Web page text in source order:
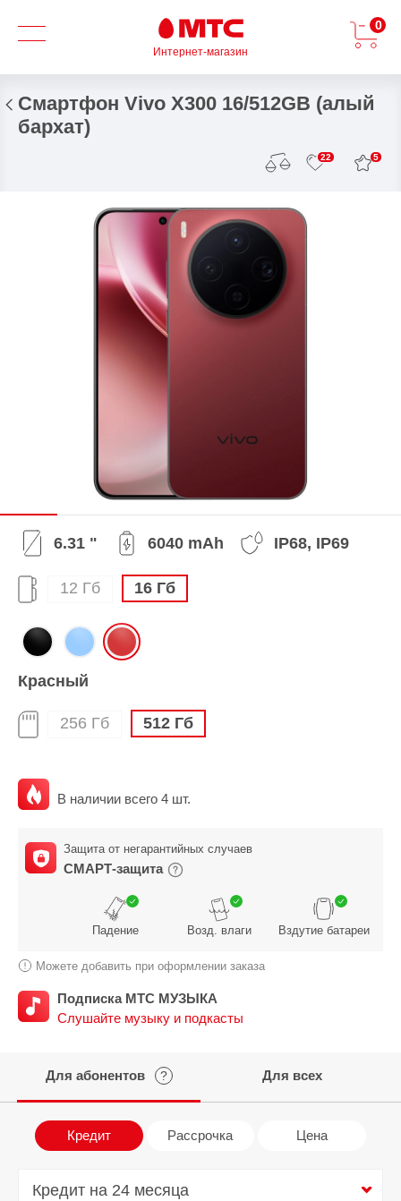
Интернет-магазин
0
Смартфон Vivo X300 16/512GB (алый
бархат)
22 5
6.31 " 6040 mAh IP68, IP69
12 Гб 16 Гб
Красный
256 Гб 512 Гб
В наличии всего 4 шт.
Защита от негарантийных случаев
СМАРТ-защита
Падение Возд. влаги Вздутие батареи
Можете добавить при оформлении заказа
Подписка МТС МУЗЫКА
Слушайте музыку и подкасты
Для абонентов ? Для всех
Кредит Рассрочка Цена
Кредит на 24 месяца
Кредит на 24 месяца